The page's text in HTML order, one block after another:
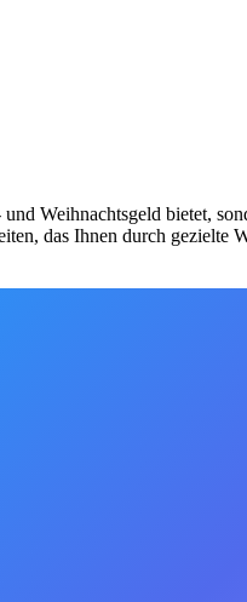
Weihnachtsgeld bietet,
das Ihnen durch gezielte